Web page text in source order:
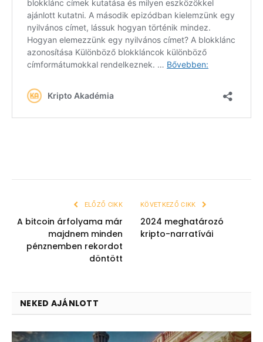
ELŐZŐ CIKK
A bitcoin árfolyama már
majdnem minden
pénznemben rekordot
döntött
KÖVETKEZŐ CIKK
2024 meghatározó
kripto-narratívái
NEKED AJÁNLOTT